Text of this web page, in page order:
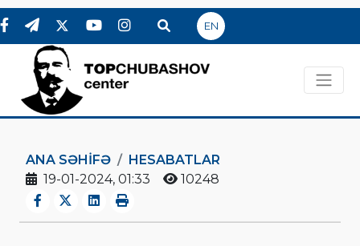
EN
ANA SƏHIFƏ
HESABATLAR
19-01-2024, 01:33
10248